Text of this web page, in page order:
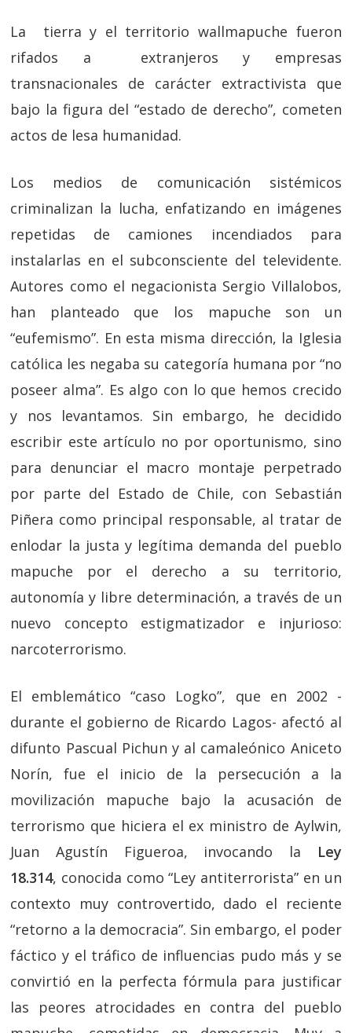
La tierra y el territorio wallmapuche fueron
rifados a extranjeros y empresas
transnacionales de carácter extractivista que
bajo la figura del “estado de derecho”, cometen
actos de lesa humanidad.
Los medios de comunicación sistémicos
criminalizan la lucha, enfatizando en imágenes
repetidas de camiones incendiados para
instalarlas en el subconsciente del televidente.
Autores como el negacionista Sergio Villalobos,
han planteado que los mapuche son un
“eufemismo”. En esta misma dirección, la Iglesia
católica les negaba su categoría humana por “no
poseer alma”. Es algo con lo que hemos crecido
y nos levantamos. Sin embargo, he decidido
escribir este artículo no por oportunismo, sino
para denunciar el macro montaje perpetrado
por parte del Estado de Chile, con Sebastián
Piñera como principal responsable, al tratar de
enlodar la justa y legítima demanda del pueblo
mapuche por el derecho a su territorio,
autonomía y libre determinación, a través de un
nuevo concepto estigmatizador e injurioso:
narcoterrorismo.
El emblemático “caso Logko”, que en 2002 -
durante el gobierno de Ricardo Lagos- afectó al
difunto Pascual Pichun y al camaleónico Aniceto
Norín, fue el inicio de la persecución a la
movilización mapuche bajo la acusación de
terrorismo que hiciera el ex ministro de Aylwin,
Juan Agustín Figueroa, invocando la
Ley
18.314, conocida como “Ley antiterrorista” en un
contexto muy controvertido, dado el reciente
“retorno a la democracia”. Sin embargo, el poder
fáctico y el tráfico de influencias pudo más y se
convirtió en la perfecta fórmula para justificar
las peores atrocidades en contra del pueblo